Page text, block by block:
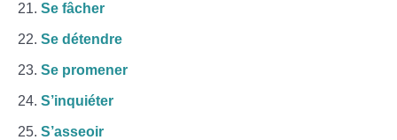
Se fâcher
Se détendre
Se promener
S’inquiéter
S’asseoir